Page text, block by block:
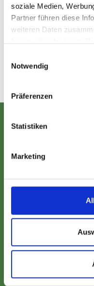
soziale Medien,
Partner führen diese
weiteren Daten
Notwendig
Präferenzen
Statistiken
Marketing
Reitanlagenordnung
Datenschutz
Anschrift:
Reit- und